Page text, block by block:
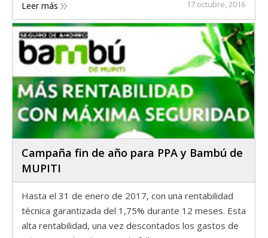
Leer más 17 octubre, 2016
Campaña fin de año para PPA y Bambú de
MUPITI
Hasta el 31 de enero de 2017, con una rentabilidad
técnica garantizada del 1,75% durante 12 meses. Esta
alta rentabilidad, una vez descontados los gastos de